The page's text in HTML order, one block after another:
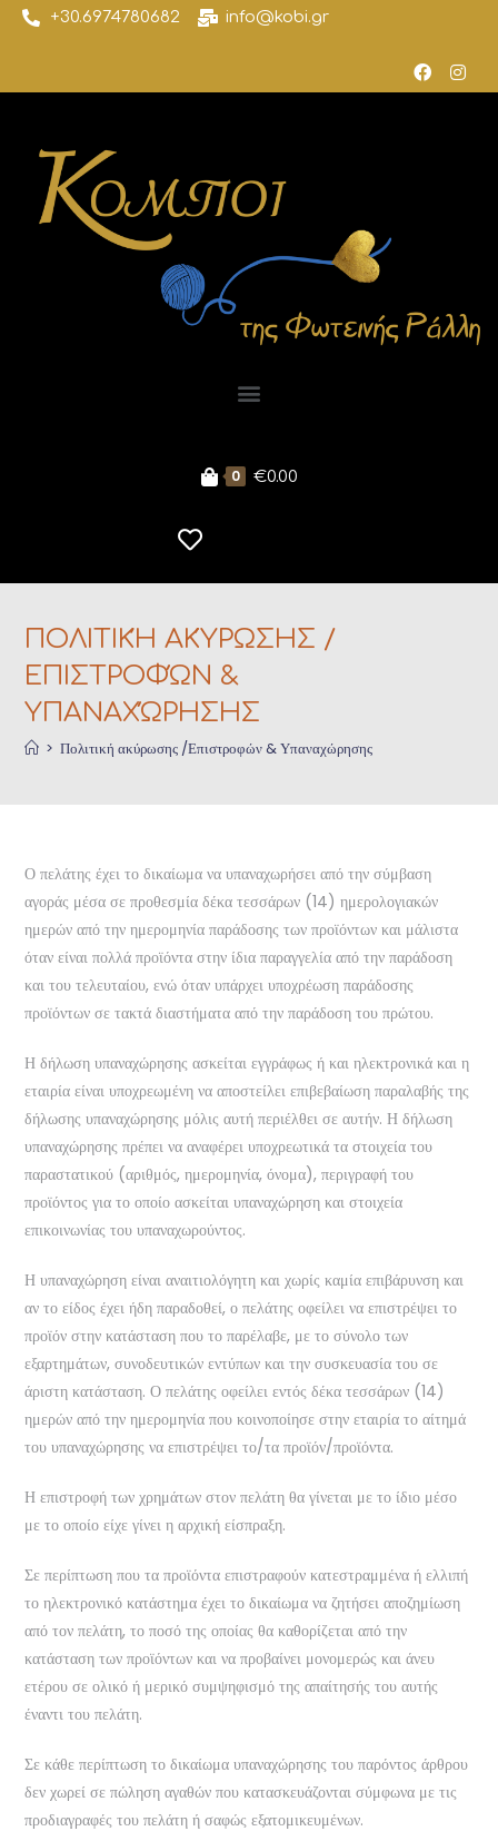
+30.6974780682 info@kobi.gr
0 €0.00
ΠΟΛΙΤΙΚΉ ΑΚΎΡΩΣΗΣ /
ΕΠΙΣΤΡΟΦΏΝ &
ΥΠΑΝΑΧΏΡΗΣΗΣ
> Πολιτική ακύρωσης /Επιστροφών & Υπαναχώρησης
Ο πελάτης έχει το δικαίωμα να υπαναχωρήσει από την σύμβαση
αγοράς μέσα σε προθεσμία δέκα τεσσάρων (14) ημερολογιακών
ημερών από την ημερομηνία παράδοσης των προϊόντων και μάλιστα
όταν είναι πολλά προϊόντα στην ίδια παραγγελία από την παράδοση
και του τελευταίου, ενώ όταν υπάρχει υποχρέωση παράδοσης
προϊόντων σε τακτά διαστήματα από την παράδοση του πρώτου.
Η δήλωση υπαναχώρησης ασκείται εγγράφως ή και ηλεκτρονικά και η
εταιρία είναι υποχρεωμένη να αποστείλει επιβεβαίωση παραλαβής της
δήλωσης υπαναχώρησης μόλις αυτή περιέλθει σε αυτήν. Η δήλωση
υπαναχώρησης πρέπει να αναφέρει υποχρεωτικά τα στοιχεία του
παραστατικού (αριθμός, ημερομηνία, όνομα), περιγραφή του
προϊόντος για το οποίο ασκείται υπαναχώρηση και στοιχεία
επικοινωνίας του υπαναχωρούντος.
Η υπαναχώρηση είναι αναιτιολόγητη και χωρίς καμία επιβάρυνση και
αν το είδος έχει ήδη παραδοθεί, ο πελάτης οφείλει να επιστρέψει το
προϊόν στην κατάσταση που το παρέλαβε, με το σύνολο των
εξαρτημάτων, συνοδευτικών εντύπων και την συσκευασία του σε
άριστη κατάσταση. Ο πελάτης οφείλει εντός δέκα τεσσάρων (14)
ημερών από την ημερομηνία που κοινοποίησε στην εταιρία το αίτημά
του υπαναχώρησης να επιστρέψει το/τα προϊόν/προϊόντα.
Η επιστροφή των χρημάτων στον πελάτη θα γίνεται με το ίδιο μέσο
με το οποίο είχε γίνει η αρχική είσπραξη.
Σε περίπτωση που τα προϊόντα επιστραφούν κατεστραμμένα ή ελλιπή
το ηλεκτρονικό κατάστημα έχει το δικαίωμα να ζητήσει αποζημίωση
από τον πελάτη, το ποσό της οποίας θα καθορίζεται από την
κατάσταση των προϊόντων και να προβαίνει μονομερώς και άνευ
ετέρου σε ολικό ή μερικό συμψηφισμό της απαίτησής του αυτής
έναντι του πελάτη.
Σε κάθε περίπτωση το δικαίωμα υπαναχώρησης του παρόντος άρθρου
δεν χωρεί σε πώληση αγαθών που κατασκευάζονται σύμφωνα με τις
προδιαγραφές του πελάτη ή σαφώς εξατομικευμένων.